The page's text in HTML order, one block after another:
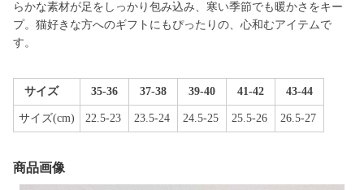
らかな素材が足をしっかり包み込み、寒い季節でも暖かさをキー
プ。猫好きな方へのギフトにもぴったりの、心和むアイテムで
す。
サイズ 35-36 37-38 39-40 41-42 43-44
サイズ(cm) 22.5-23 23.5-24 24.5-25 25.5-26 26.5-27
商品画像